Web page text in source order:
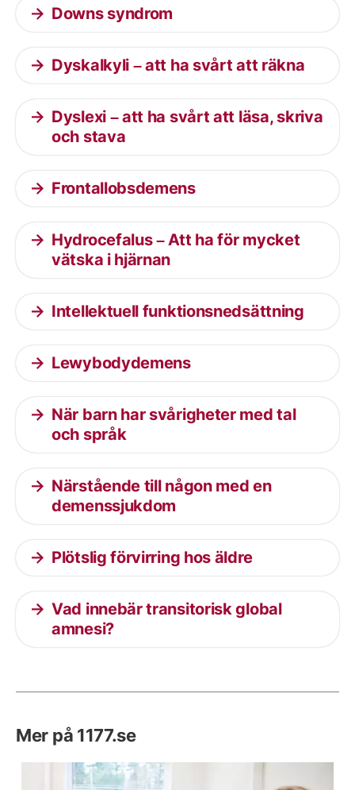
Downs syndrom
Dyskalkyli – att ha svårt att räkna
Dyslexi – att ha svårt att läsa, skriva
och stava
Frontallobsdemens
Hydrocefalus – Att ha för mycket
vätska i hjärnan
Intellektuell funktionsnedsättning
Lewybodydemens
När barn har svårigheter med tal
och språk
Närstående till någon med en
demenssjukdom
Plötslig förvirring hos äldre
Vad innebär transitorisk global
amnesi?
Mer på 1177.se